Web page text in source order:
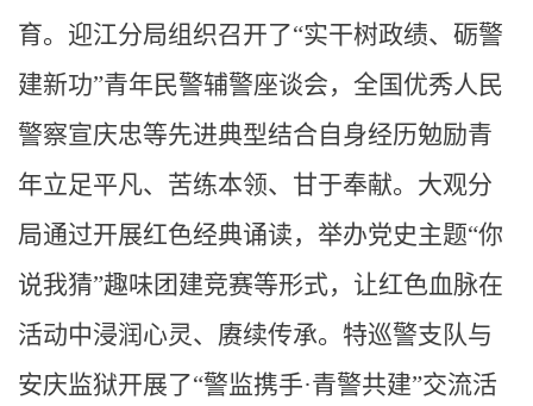
育。迎江分局组织召开了“实干树政绩、砺警
建新功”青年民警辅警座谈会，全国优秀人民
警察宣庆忠等先进典型结合自身经历勉励青
年立足平凡、苦练本领、甘于奉献。大观分
局通过开展红色经典诵读，举办党史主题“你
说我猜”趣味团建竞赛等形式，让红色血脉在
活动中浸润心灵、赓续传承。特巡警支队与
安庆监狱开展了“警监携手·青警共建”交流活